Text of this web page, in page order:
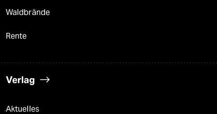
Waldbrände
Rente
Verlag
Aktuelles